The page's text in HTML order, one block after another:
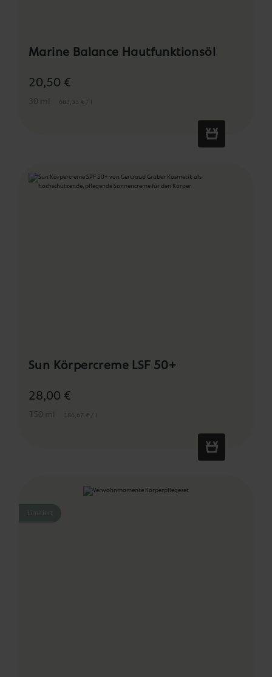
Marine Balance Hautfunktionsöl
30 ml 683,33 € / l
20,50 €
Sun Körpercreme LSF 50+
150 ml 186,67 € / l
28,00 €
Limitiert